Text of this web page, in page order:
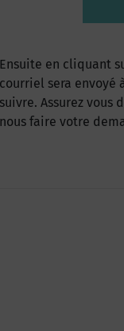
Ensuite en cliquant
courriel sera envoyé
suivre. Assurez vous
nous faire votre